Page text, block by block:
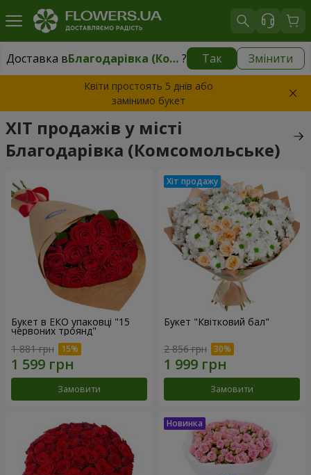
Доставка в Благодарівка (Комсомольське) ? Так Змінити
Доставка в безкоштовно
Квіти простоять 5 днів або
замінимо букет
ХІТ продажів у місті
Благодарівка (Комсомольське)
Букет в ЕКО упаковці "15
червоних троянд"
1 881 грн
Замовити
Букет "Квітковий бал"
2 856 грн
Замовити